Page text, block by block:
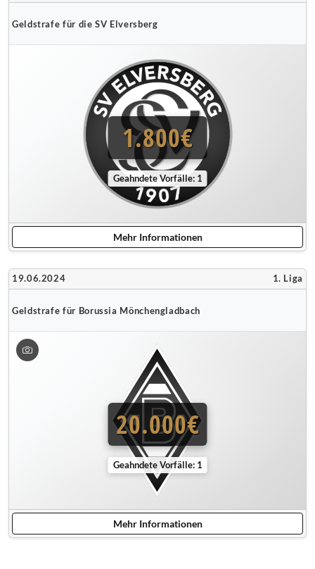
Geldstrafe für die SV Elversberg
1.800€
Geahndete Vorfälle: 1
Mehr Informationen
19.06.2024 1. Liga
Geldstrafe für Borussia Mönchengladbach
20.000€
Geahndete Vorfälle: 1
Mehr Informationen